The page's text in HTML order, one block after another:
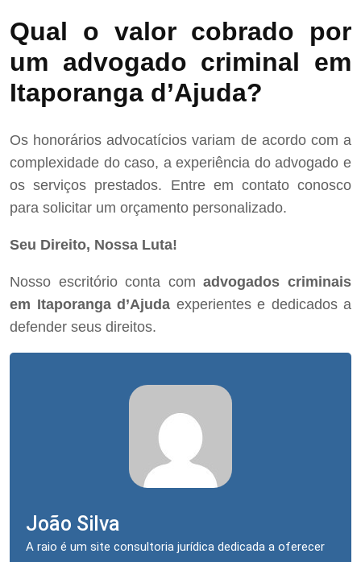
Qual o valor cobrado por
um advogado criminal em
Itaporanga d’Ajuda?
Os honorários advocatícios variam de acordo com a
complexidade do caso, a experiência do advogado e
os serviços prestados. Entre em contato conosco
para solicitar um orçamento personalizado.
Seu Direito, Nossa Luta!
Nosso escritório conta comadvogados criminais
em Itaporanga d’Ajuda experientes e dedicados a
defender seus direitos.
João Silva
A raio é um site consultoria jurídica dedicada a oferecer